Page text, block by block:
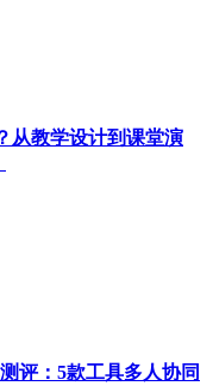
从教学设计到课堂演
评：5款工具多人协同